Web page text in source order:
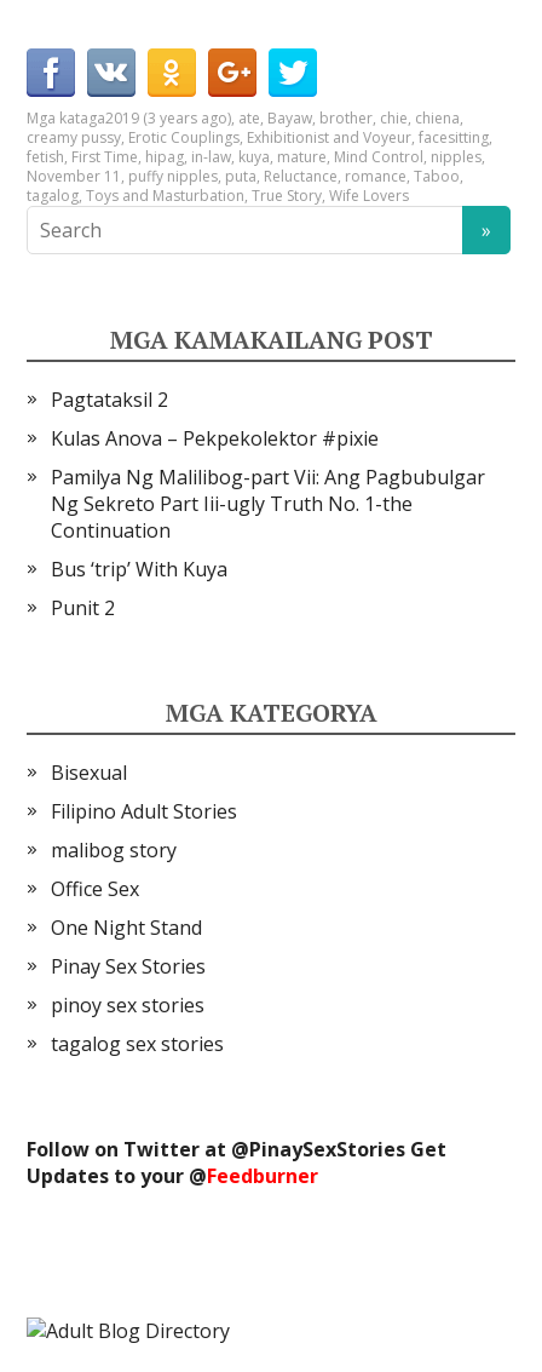
Mga kataga2019 (3 years ago), ate, Bayaw, brother, chie, chiena,
creamy pussy, Erotic Couplings, Exhibitionist and Voyeur,facesitting,
fetish, First Time, hipag, in-law, kuya, mature, Mind Control, nipples,
November 11 , puffy nipples, puta, Reluctance, romance,Taboo,
tagalog,Toys and Masturbation,True Story,Wife Lovers
MGA KAMAKAILANG POST
Pagtataksil 2
Kulas Anova – Pekpekolektor #pixie
Pamilya Ng Malilibog-part Vii: Ang Pagbubulgar
Ng Sekreto Part Iii-ugly Truth No. 1-the
Continuation
Bus ‘trip’ With Kuya
Punit 2
MGA KATEGORYA
Bisexual
Filipino Adult Stories
malibog story
Office Sex
One Night Stand
Pinay Sex Stories
pinoy sex stories
tagalog sex stories
Follow on Twitter at @PinaySexStories Get
Updates to your @Feedburner